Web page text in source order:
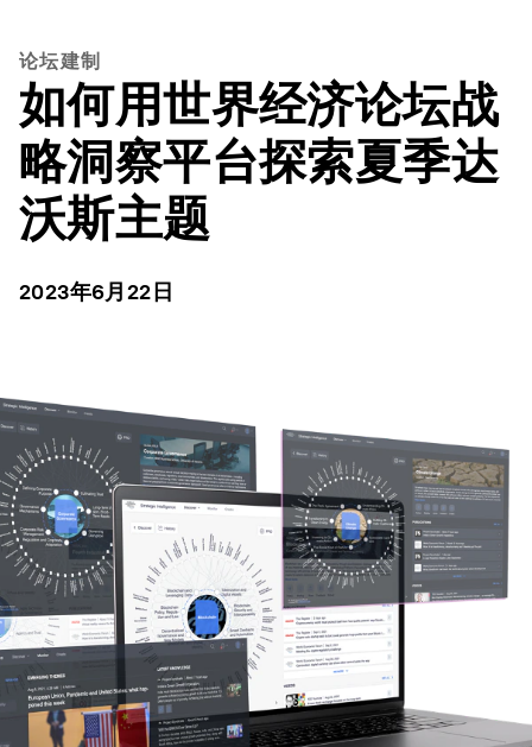
论坛建制
如何用世界经济论坛战
略洞察平台探索夏季达
沃斯主题
2023年6月22日